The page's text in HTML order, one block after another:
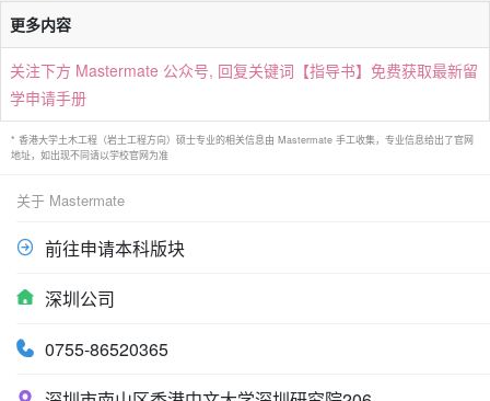
更多内容
关注下方 Mastermate 公众号, 回复关键词【指导书】免费获取最新留
学申请手册
* 香港大学土木工程（岩土工程方向）硕士专业的相关信息由 Mastermate 手工收集，专业信息给出了官网
地址，如出现不同请以学校官网为准
关于 Mastermate
前往申请本科版块
深圳公司
0755-86520365